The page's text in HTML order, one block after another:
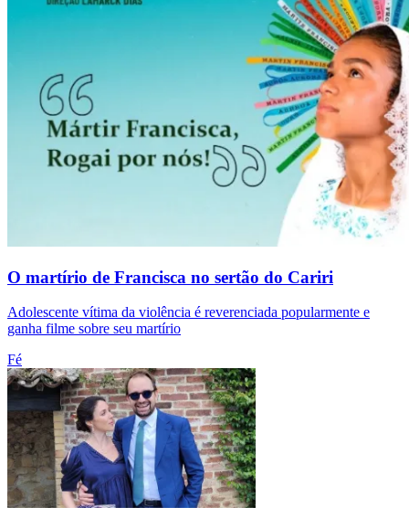
O martírio de Francisca no sertão do Cariri
Adolescente vítima da violência é reverenciada popularmente e
ganha filme sobre seu martírio
Fé